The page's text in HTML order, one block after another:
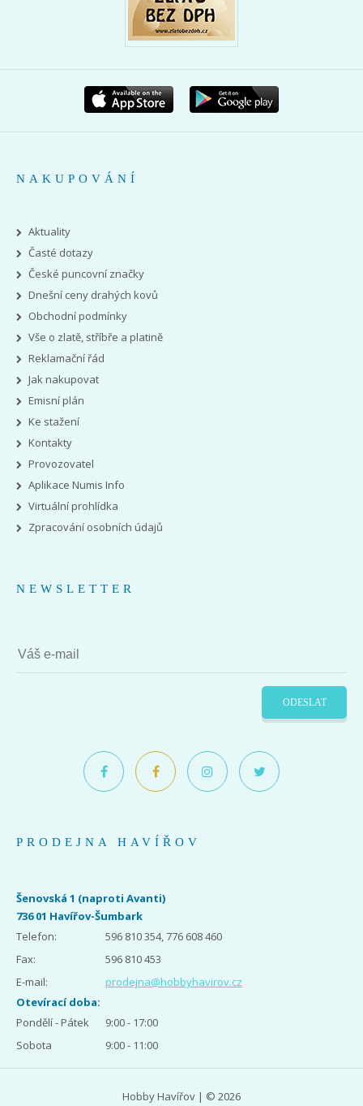
NAKUPOVÁNÍ
Aktuality
Časté dotazy
České puncovní značky
Dnešní ceny drahých kovů
Obchodní podmínky
Vše o zlatě, stříbře a platině
Reklamační řád
Jak nakupovat
Emisní plán
Ke stažení
Kontakty
Provozovatel
Aplikace Numis Info
Virtuální prohlídka
Zpracování osobních údajů
NEWSLETTER
ODESLAT
PRODEJNA HAVÍŘOV
Šenovská 1 (naproti Avanti)
736 01 Havířov-Šumbark
Telefon:
596 810 354, 776 608 460
Fax:
596 810 453
E-mail:
prodejna@hobbyhavirov.cz
Otevírací doba:
Pondělí - Pátek
9:00 - 17:00
Sobota
9:00 - 11:00
Hobby Havířov | © 2026